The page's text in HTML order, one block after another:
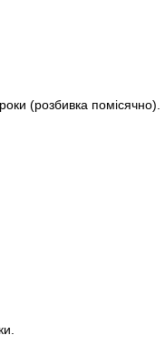
роки (розбивка помісячно).